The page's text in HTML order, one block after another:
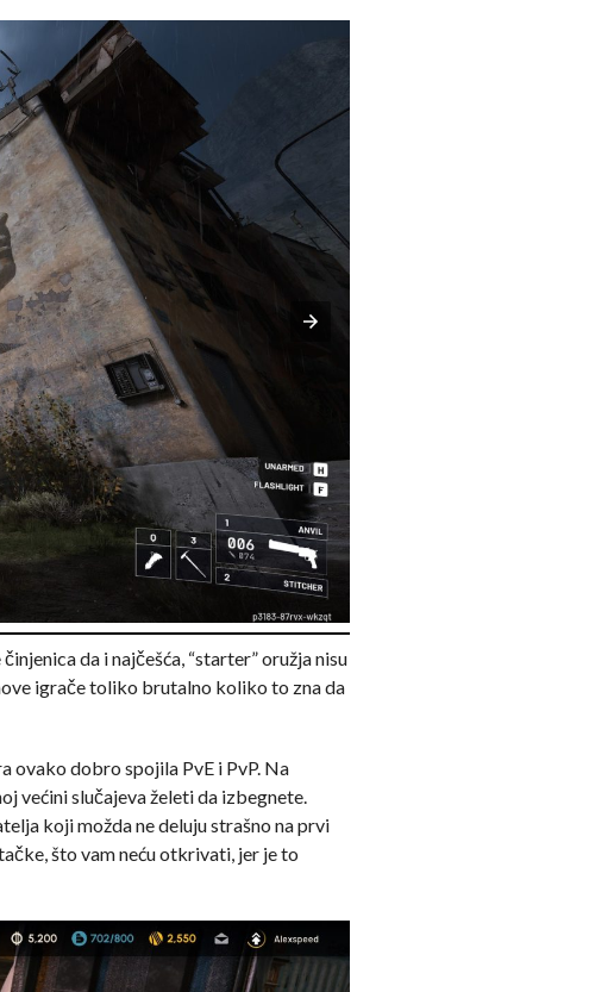
da i najčešća, “starter” oružja nisu
igrače toliko brutalno koliko to zna da
ovako dobro spojila PvE i PvP. Na
većini slučajeva želeti da izbegnete.
koji možda ne deluju strašno na prvi
što vam neću otkrivati, jer je to